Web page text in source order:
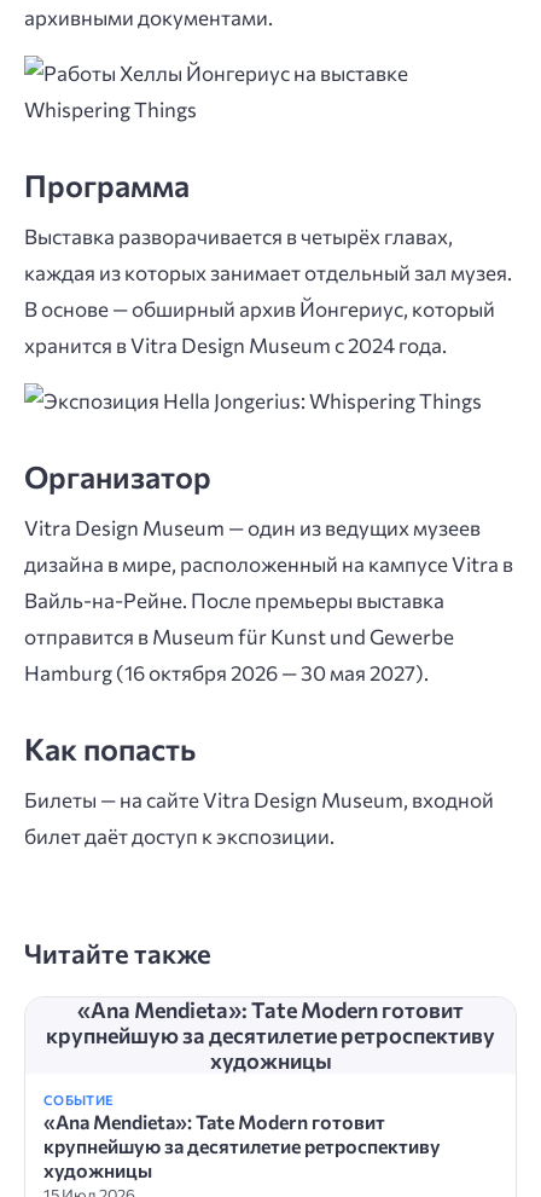
архивными документами.
Программа
Выставка разворачивается в четырёх главах,
каждая из которых занимает отдельный зал музея.
В основе — обширный архив Йонгериус, который
хранится в Vitra Design Museum с 2024 года.
Организатор
Vitra Design Museum — один из ведущих музеев
дизайна в мире, расположенный на кампусе Vitra в
Вайль-на-Рейне. После премьеры выставка
отправится в Museum für Kunst und Gewerbe
Hamburg (16 октября 2026 — 30 мая 2027).
Как попасть
Билеты — на сайте Vitra Design Museum, входной
билет даёт доступ к экспозиции.
Читайте также
«Ana Mendieta»: Tate Modern готовит
крупнейшую за десятилетие ретроспективу
художницы
СОБЫТИЕ
«Ana Mendieta»: Tate Modern готовит
крупнейшую за десятилетие ретроспективу
художницы